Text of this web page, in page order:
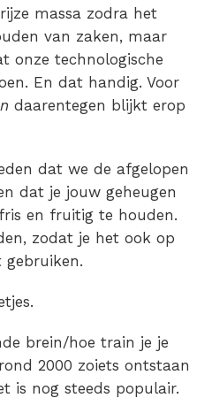
massa zodra het
van zaken, maar
onze technologische
En dat handig. Voor
daarentegen blijkt erop
dat we de afgelopen
dat je jouw geheugen
en fruitig te houden.
zodat je het ook op
brein/hoe train je je
2000 zoiets ontstaan
is nog steeds populair.